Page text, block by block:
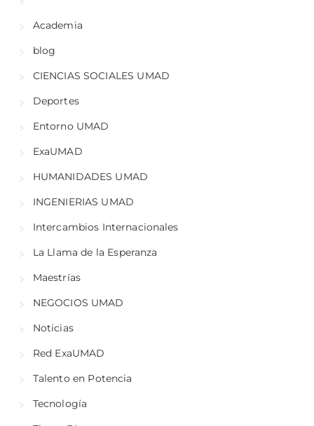
Academia
blog
CIENCIAS SOCIALES UMAD
Deportes
Entorno UMAD
ExaUMAD
HUMANIDADES UMAD
INGENIERIAS UMAD
Intercambios Internacionales
La Llama de la Esperanza
Maestrías
NEGOCIOS UMAD
Noticias
Red ExaUMAD
Talento en Potencia
Tecnología